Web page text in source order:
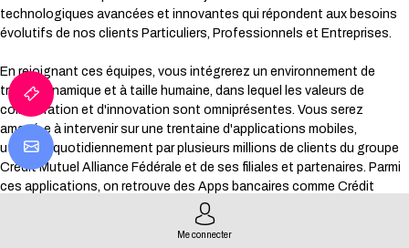
technologiques avancées et innovantes qui répondent aux besoins
évolutifs de nos clients Particuliers, Professionnels et Entreprises.
En rejoignant ces équipes, vous intégrerez un environnement de
travail dynamique et à taille humaine, dans lequel les valeurs de
collaboration et d'innovation sont omniprésentes. Vous serez
amené·e à intervenir sur une trentaine d'applications mobiles,
utilisées quotidiennement par plusieurs millions de clients du groupe
Crédit Mutuel Alliance Fédérale et de ses filiales et partenaires. Parmi
ces applications, on retrouve des Apps bancaires comme Crédit
Mutuel, CIC, Monabanq, Targobank… des Apps de gestion de crédit
comme Cofidis, Créatis… des Apps de paiement comme Crédit Mutuel
Me connecter